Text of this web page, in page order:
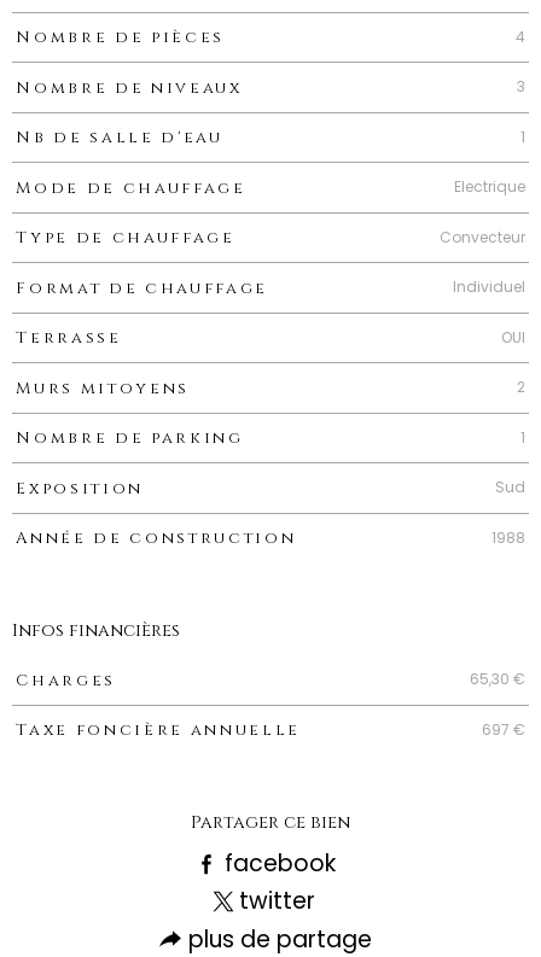
Nombre de pièces 4
Nombre de niveaux 3
Nb de salle d'eau 1
Mode de chauffage Electrique
Type de chauffage Convecteur
Format de chauffage Individuel
Terrasse OUI
Murs mitoyens 2
Nombre de parking 1
Exposition Sud
Année de construction 1988
Infos financières
Caractéristiques
Charges 65,30 €
Taxe foncière annuelle 697 €
Partager ce bien
facebook
twitter
plus de partage